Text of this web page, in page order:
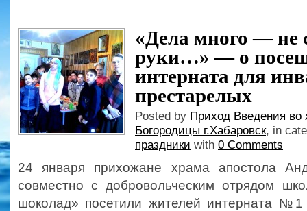
«Дела много — не
руки…» — о
интерната для
престарелых
Posted by Приход Введения во
Богородицы г.Хабаровск, in
праздники with 0 Comments
24 января прихожане храма апостола
совместно с добровольческим отрядом
шоколад» посетили жителей интерната №1